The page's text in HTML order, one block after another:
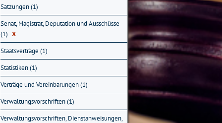
Satzungen (1)
Senat, Magistrat, Deputation und Ausschüsse
(1) X
Staatsverträge (1)
Statistiken (1)
Verträge und Vereinbarungen (1)
Verwaltungsvorschriften (1)
Verwaltungsvorschriften, Dienstanweisungen,